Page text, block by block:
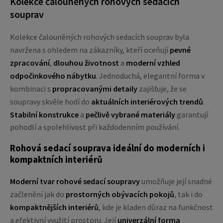
souprav
Kolekce čalouněných rohových sedacích souprav byla
navržena s ohledem na zákazníky, kteří oceňujípevné
zpracování, dlouhou životnost a moderní vzhled
odpočinkového nábytku. Jednoduchá, elegantní forma v
kombinaci s propracovanými detaily zajišťuje, že se
soupravy skvěle hodí do aktuálních interiérových trendů.
Stabilní konstrukce a pečlivě vybrané materiály garantují
pohodlí a spolehlivost při každodenním používání.
Rohová sedací souprava ideální do moderních i
kompaktních interiérů
Moderní tvar rohové sedací soupravy umožňuje její snadné
začlenění jak do prostorných obývacích pokojů, tak i do
kompaktnějších interiérů, kde je kladen důraz na funkčnost
a efektivní využití prostoru. Jejíuniverzální forma